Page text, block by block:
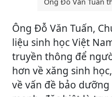
Ông Đỗ Văn Tuấn,
liệu sinh học Việt
truyền thông để
hơn về xăng sinh
về vấn đề bảo